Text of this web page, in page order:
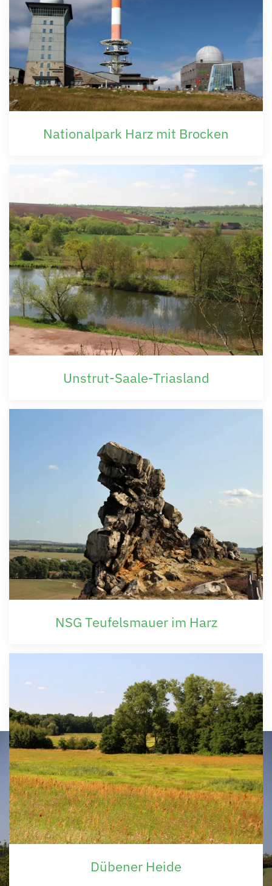
Nationalpark Harz mit Brocken
Unstrut-Saale-Triasland
NSG Teufelsmauer im Harz
Dübener Heide